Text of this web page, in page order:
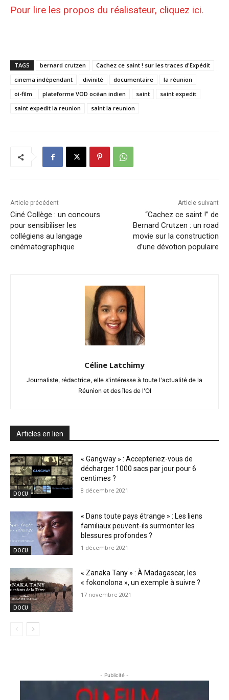
Pour lire les propos du réalisateur, cliquez ici.
TAGS bernard crutzen
Cachez ce saint ! sur les traces d'Expédit
cinema indépendant
divinité documentaire
la réunion
oi-film
plateforme VOD océan indien saint
saint expedit
saint expedit la reunion
saint la reunion
Article précédent
Ciné Collège : un concours
pour sensibiliser les
collégiens au langage
cinématographique
Article suivant
“Cachez ce saint !” de
Bernard Crutzen : un road
movie sur la construction
d’une dévotion populaire
Céline Latchimy
Journaliste, rédactrice, elle s'intéresse à toute l'actualité de la
Réunion et des îles de l'OI
Articles en lien
DOCU
« Gangway » : Accepteriez-vous de
décharger 1000 sacs par jour pour 6
centimes ?
8 décembre 2021
DOCU
« Dans toute pays étrange » : Les liens
familiaux peuvent-ils surmonter les
blessures profondes ?
1 décembre 2021
DOCU
« Zanaka Tany » : À Madagascar, les
« fokonolona », un exemple à suivre ?
17 novembre 2021
- Publicité -